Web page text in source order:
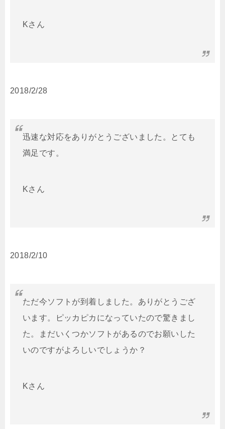
Kさん
2018/2/28
迅速な対応をありがとうございました。とても
満足です。
Kさん
2018/2/10
ただ今ソフトが到着しました。ありがとうござ
います。ピッカピカになっていたので驚きまし
た。まだいくつかソフトがあるのでお願いした
いのですがよろしいでしょうか？
Kさん